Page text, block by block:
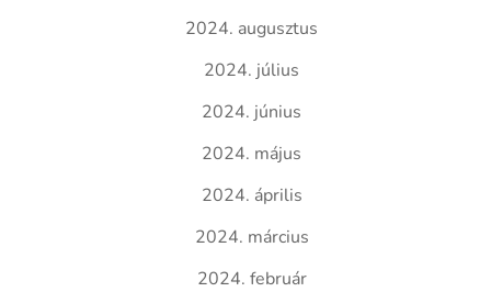
2024. augusztus
2024. július
2024. június
2024. május
2024. április
2024. március
2024. február